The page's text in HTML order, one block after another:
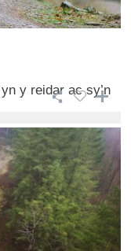
y reidar ac sy’n